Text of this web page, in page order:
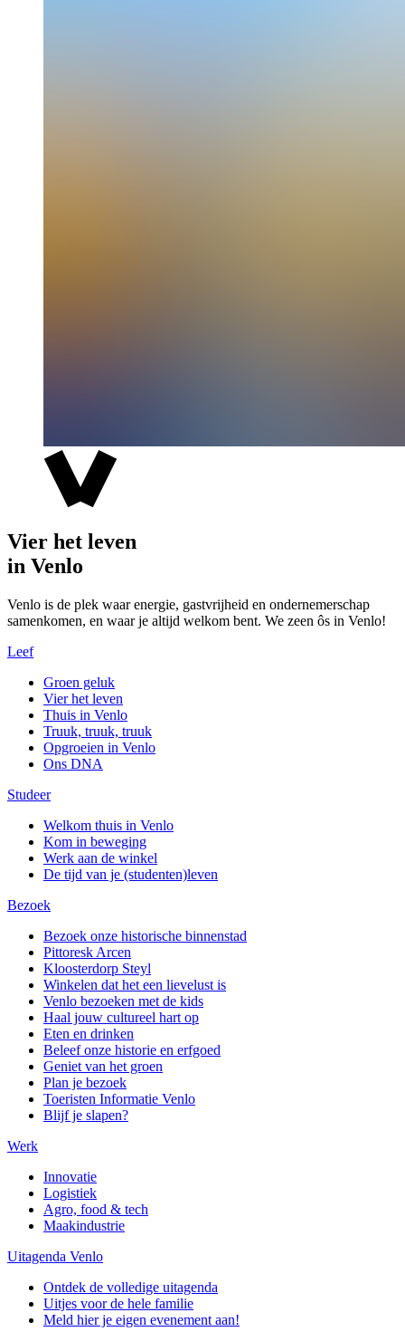
Vier het leven
in Venlo
Venlo is de plek waar energie, gastvrijheid en ondernemerschap
samenkomen, en waar je altijd welkom bent. We zeen ôs in Venlo!
Leef
Groen geluk
Vier het leven
Thuis in Venlo
Truuk, truuk, truuk
Opgroeien in Venlo
Ons DNA
Studeer
Welkom thuis in Venlo
Kom in beweging
Werk aan de winkel
De tijd van je (studenten)leven
Bezoek
Bezoek onze historische binnenstad
Pittoresk Arcen
Kloosterdorp Steyl
Winkelen dat het een lievelust is
Venlo bezoeken met de kids
Haal jouw cultureel hart op
Eten en drinken
Beleef onze historie en erfgoed
Geniet van het groen
Plan je bezoek
Toeristen Informatie Venlo
Blijf je slapen?
Werk
Innovatie
Logistiek
Agro, food & tech
Maakindustrie
Uitagenda Venlo
Ontdek de volledige uitagenda
Uitjes voor de hele familie
Meld hier je eigen evenement aan!